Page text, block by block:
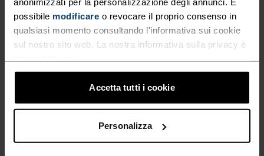
possibile modificare o revocare il proprio consenso in
qualsiasi momento consultando l'informativa sui cookie
sul nostro sito web. La nostra informativa sulla privacy è
Accetta tutti i cookie
Personalizza
fastidiose abrasioni e sfregamenti.